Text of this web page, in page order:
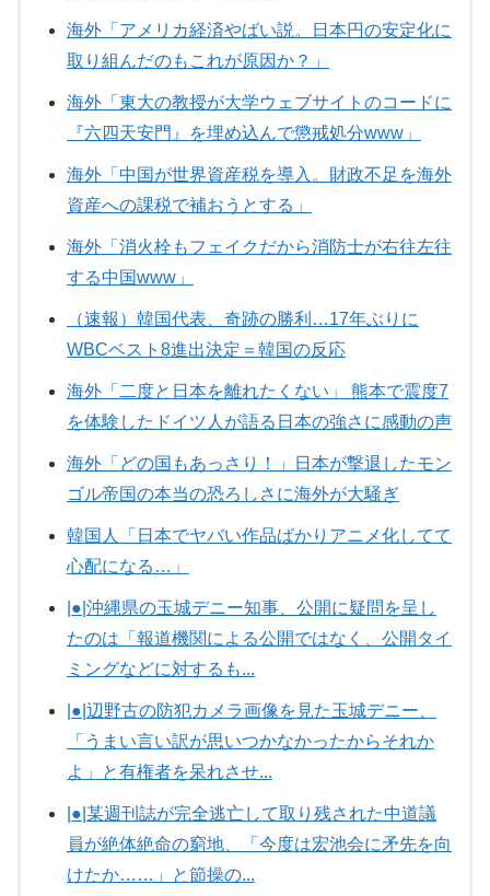
海外「アメリカ経済やばい説。日本円の安定化に
取り組んだのもこれが原因か？」
海外「東大の教授が大学ウェブサイトのコードに
『六四天安門』を埋め込んで懲戒処分www」
海外「中国が世界資産税を導入。財政不足を海外
資産への課税で補おうとする」
海外「消火栓もフェイクだから消防士が右往左往
する中国www」
（速報）韓国代表、奇跡の勝利…17年ぶりに
WBCベスト8進出決定＝韓国の反応
海外「二度と日本を離れたくない」 熊本で震度7
を体験したドイツ人が語る日本の強さに感動の声
海外「どの国もあっさり！」日本が撃退したモン
ゴル帝国の本当の恐ろしさに海外が大騒ぎ
韓国人「日本でヤバい作品ばかりアニメ化してて
心配になる…」
|●|沖縄県の玉城デニー知事、公開に疑問を呈し
たのは「報道機関による公開ではなく、公開タイ
ミングなどに対するも...
|●|辺野古の防犯カメラ画像を見た玉城デニー、
「うまい言い訳が思いつかなかったからそれか
よ」と有権者を呆れさせ...
|●|某週刊誌が完全逃亡して取り残された中道議
員が絶体絶命の窮地、「今度は宏池会に矛先を向
けたか……」と節操の...